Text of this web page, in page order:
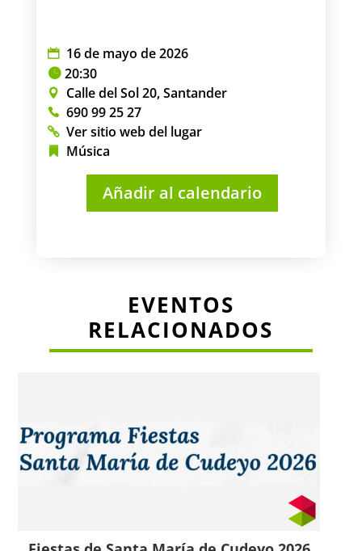
16 de mayo de 2026
20:30
Calle del Sol 20, Santander
690 99 25 27
Ver sitio web del lugar
Música
Añadir al calendario
EVENTOS
RELACIONADOS